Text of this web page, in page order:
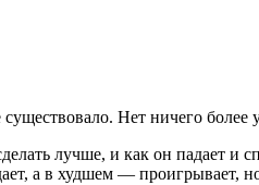
Нет ничего более
лучше, и как он падает и
а в худшем — проигрывает, но